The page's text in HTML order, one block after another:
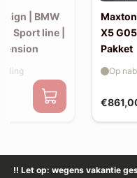
| BMW
Sport line |
X5
Pakket
Op
!! Let op: wegens vakantie